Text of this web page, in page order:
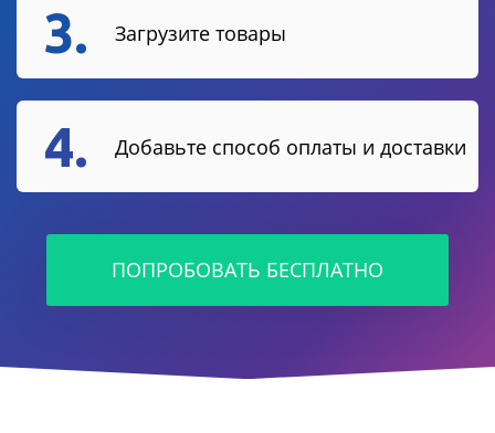
3. Загрузите товары
4. Добавьте способ оплаты и доставки
ПОПРОБОВАТЬ БЕСПЛАТНО